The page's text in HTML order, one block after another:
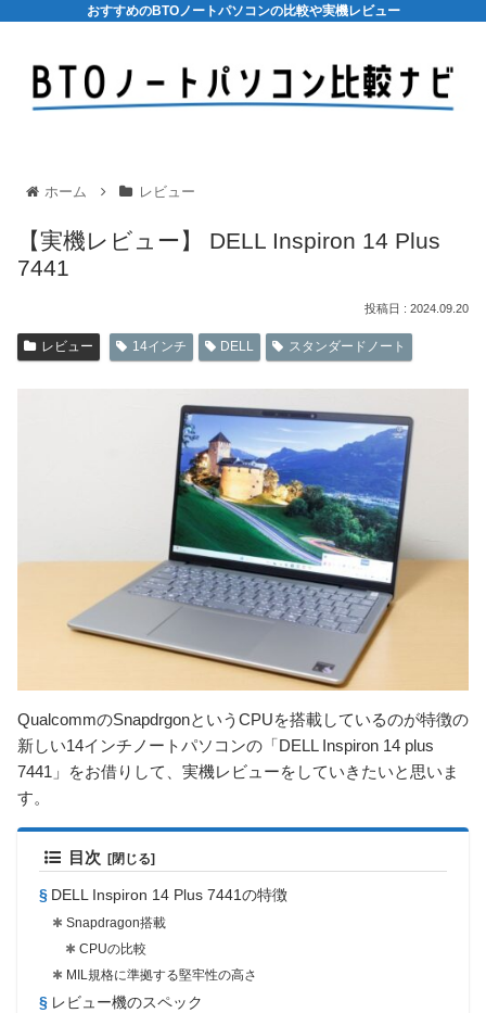
おすすめのBTOノートパソコンの比較や実機レビュー
ホーム レビュー
【実機レビュー】 DELL Inspiron 14 Plus
7441
2024.09.20
レビュー 14インチ DELL スタンダードノート
QualcommのSnapdrgonというCPUを搭載しているのが特徴の
新しい14インチノートパソコンの「DELL Inspiron 14 plus
7441」をお借りして、実機レビューをしていきたいと思いま
す。
目次
DELL Inspiron 14 Plus 7441の特徴
Snapdragon搭載
CPUの比較
MIL規格に準拠する堅牢性の高さ
レビュー機のスペック